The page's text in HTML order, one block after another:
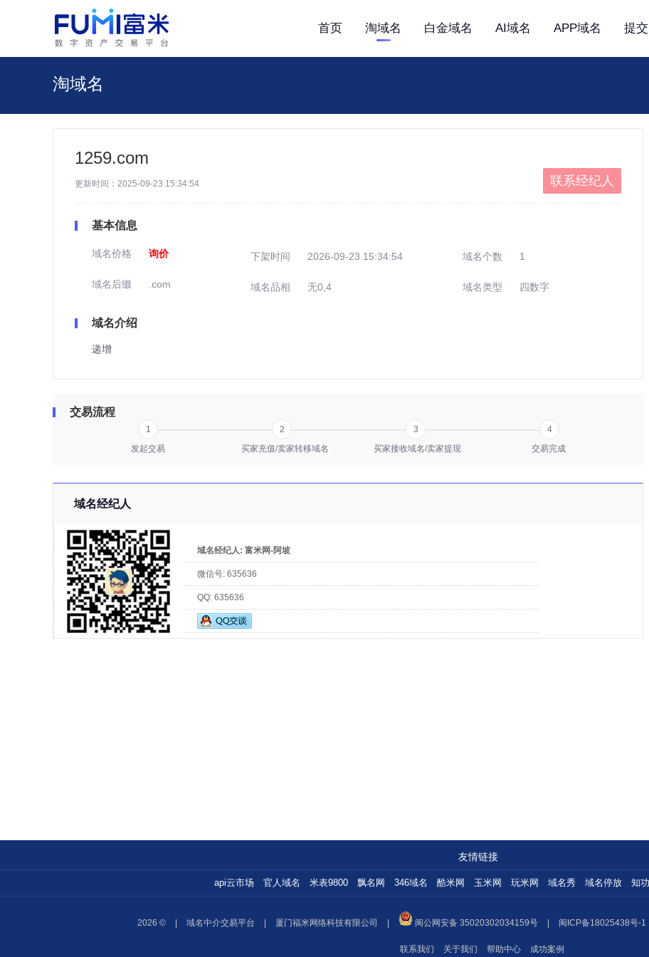
首页 淘域名 白金域名 AI域名 APP域名 提
淘域名
1259.com
更新时间：2025-09-23 15:34:54 联系经纪人
基本信息
域名价格 询价 下架时间 2026-09-23 15:34:54 域名个数 1
域名后缀 .com 域名品相 无0,4 域名类型 四数字
域名介绍
递增
交易流程
1 2 3
4
发起交易
买家充值/卖家转移域名 买家接收域名/卖家提现 交易完成
域名经纪人
域名经纪人: 富米网-阿坡
微信号: 635636
QQ: 635636
友情链接
api云市场 官人域名 米表9800 飘名网 346域名 酷米网 玉米网 玩米网 域名秀 域名停放 知
2026 © 域名中介交易平台 厦门福米网络科技有限公司 闽公网安备 35020302034159号 闽ICP备18025438号-1
联系我们 关于我们 帮助中心 成功案例